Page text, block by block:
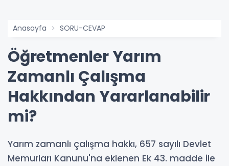
Anasayfa SORU-CEVAP
Öğretmenler Yarım
Zamanlı Çalışma
Hakkından Yararlanabilir
mi?
Yarım zamanlı çalışma hakkı, 657 sayılı Devlet
Memurları Kanunu'na eklenen Ek 43. madde ile